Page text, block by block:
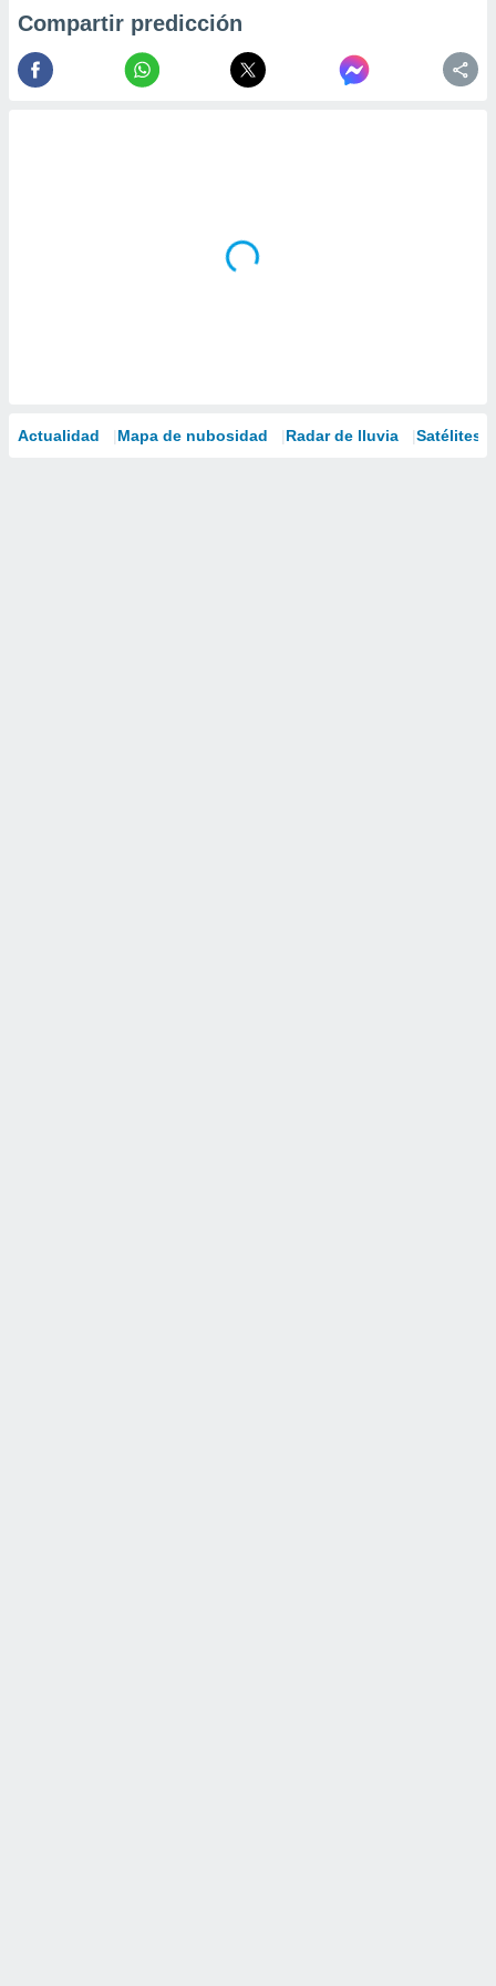
Compartir predicción
Actualidad Mapa de nubosidad Radar de lluvia Satélites